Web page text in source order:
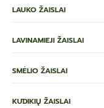
LAUKO ŽAISLAI
LAVINAMIEJI ŽAISLAI
SMĖLIO ŽAISLAI
KŪDIKIŲ ŽAISLAI